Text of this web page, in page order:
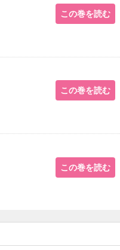
この巻を読む
この巻を読む
この巻を読む